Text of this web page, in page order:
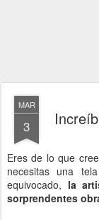
MAR
3
Eres de lo que
necesitas una
equivocado, la
sorprendentes